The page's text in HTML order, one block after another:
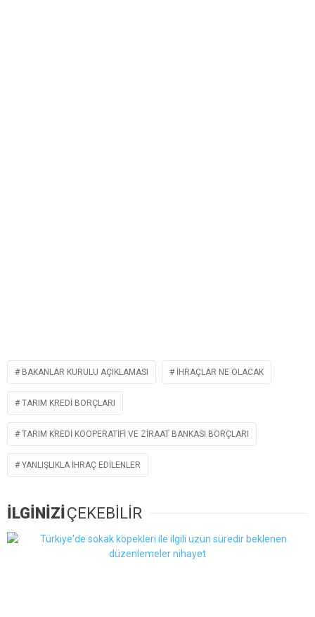
BAKANLAR KURULU AÇIKLAMASI IHRAÇLAR NE OLACAK
TARIM KREDI BORÇLARI
TARIM KREDI KOOPERATIFI VE ZIRAAT BANKASI BORÇLARI
YANLIŞLIKLA IHRAÇ EDILENLER
İLGİNİZİÇEKEBİLİR